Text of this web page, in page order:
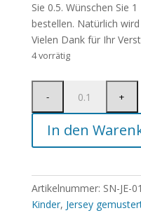
Sie 0.5. Wünschen Sie
bestellen. Natürlich
Vielen Dank für Ihr
4 vorrätig
In den
Artikelnummer: SN-JE-
Kinder, Jersey